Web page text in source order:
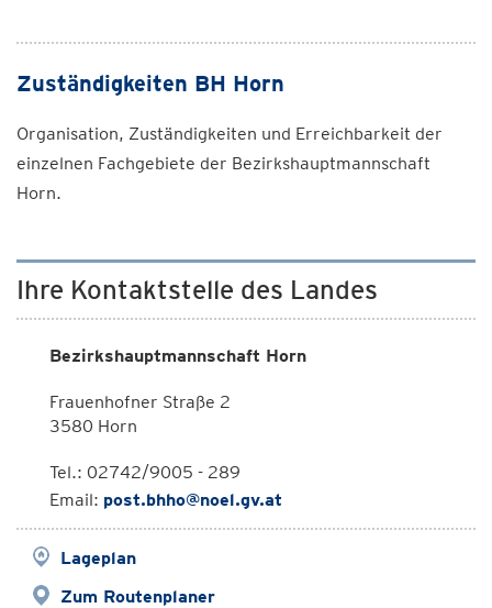
Zuständigkeiten BH Horn
Organisation, Zuständigkeiten und Erreichbarkeit der
einzelnen Fachgebiete der Bezirkshauptmannschaft
Horn.
Ihre Kontaktstelle des Landes
Bezirkshauptmannschaft Horn
Frauenhofner Straße 2
3580 Horn
Tel.: 02742/9005 - 289
Email: post.bhho@noel.gv.at
Lageplan
Zum Routenplaner